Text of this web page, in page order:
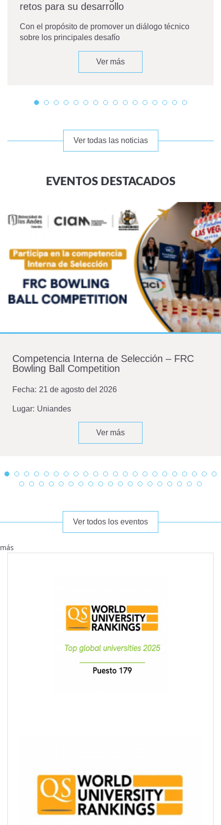
retos para su desarrollo
Con el propósito de promover un diálogo técnico
sobre los principales desafío
Ver más
Ver todas las noticias
EVENTOS DESTACADOS
Competencia Interna de Selección – FRC
Bowling Ball Competition
Fecha: 21 de agosto del 2026
Lugar: Uniandes
Ver más
Ver todos los eventos
más